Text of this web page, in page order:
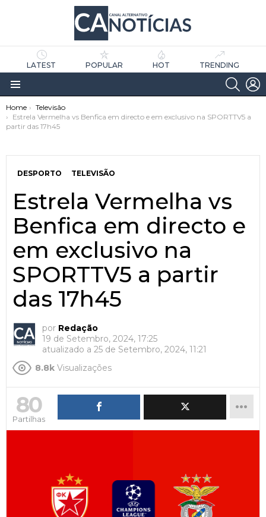
LATEST POPULAR HOT TRENDING
Menu
You are here:
Home
Televisão
Estrela Vermelha vs Benfica em directo e em exclusivo na SPORTTV5 a
partir das 17h45
DESPORTO TELEVISÃO
Estrela Vermelha vs
Benfica em directo e
em exclusivo na
SPORTTV5 a partir
das 17h45
por Redação
19 de Setembro, 2024, 17:25
atualizado a 25 de Setembro, 2024, 11:21
8.8k Visualizações
80
Partilhas